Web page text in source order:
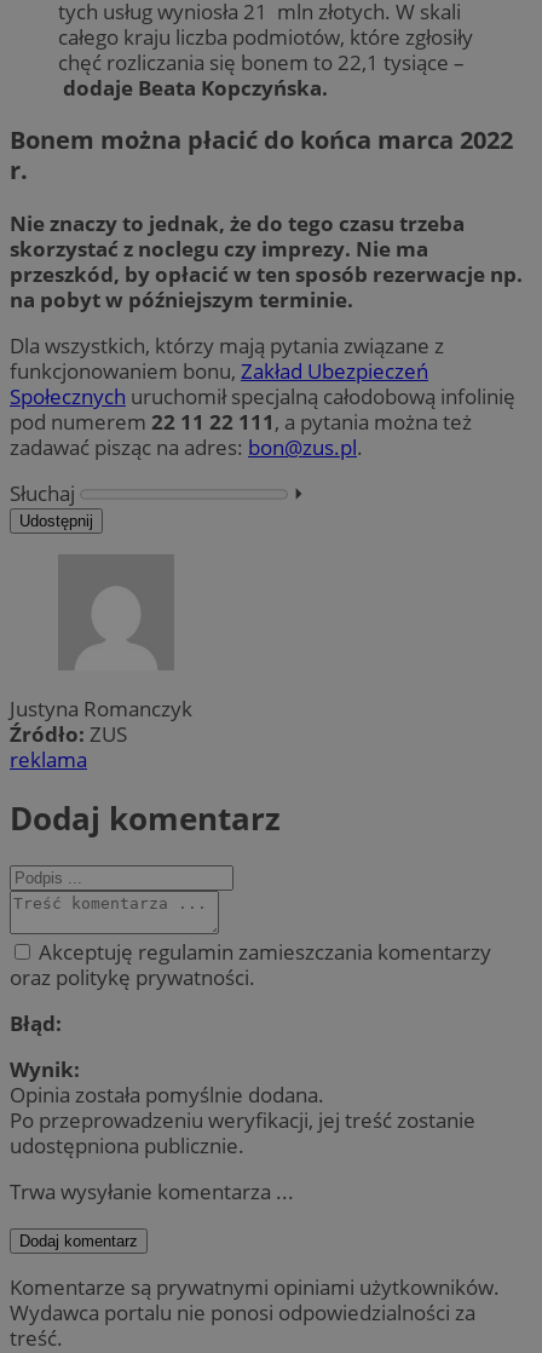
tych usług wyniosła 21 mln złotych. W skali
całego kraju liczba podmiotów, które zgłosiły
chęć rozliczania się bonem to 22,1 tysiące –
dodaje Beata Kopczyńska.
Bonem można płacić do końca marca 2022
r.
Nie znaczy to jednak, że do tego czasu trzeba
skorzystać z noclegu czy imprezy. Nie ma
przeszkód, by opłacić w ten sposób rezerwacje np.
na pobyt w późniejszym terminie.
Dla wszystkich, którzy mają pytania związane z
funkcjonowaniem bonu, Zakład Ubezpieczeń
Społecznych uruchomił specjalną całodobową infolinię
pod numerem 22 11 22 111, a pytania można też
zadawać pisząc na adres: bon@zus.pl.
Słuchaj
⏵︎
Udostępnij
Justyna Romanczyk
Źródło: ZUS
reklama
Dodaj komentarz
Akceptuję regulamin zamieszczania komentarzy
oraz politykę prywatności.
Błąd:
Wynik:
Opinia została pomyślnie dodana.
Po przeprowadzeniu weryfikacji, jej treść zostanie
udostępniona publicznie.
Trwa wysyłanie komentarza ...
Dodaj komentarz
Komentarze są prywatnymi opiniami użytkowników.
Wydawca portalu nie ponosi odpowiedzialności za
treść.